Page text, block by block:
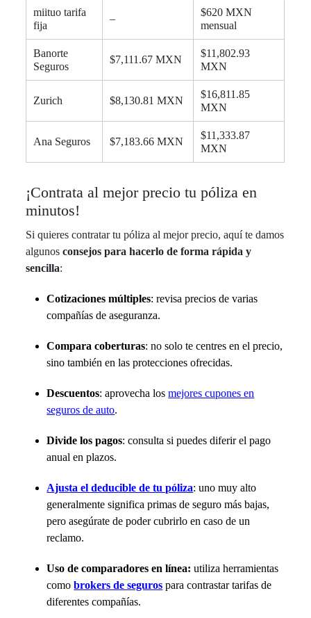
miituo tarifa
fija
–
$620 MXN
mensual
Banorte
Seguros
$7,111.67 MXN
$11,802.93
MXN
Zurich $8,130.81 MXN
$16,811.85
MXN
Ana Seguros $7,183.66 MXN
$11,333.87
MXN
¡Contrata al mejor precio tu póliza en
minutos!
Si quieres contratar tu póliza al mejor precio, aquí te damos
algunos consejos para hacerlo de forma rápida y
sencilla:
Cotizaciones múltiples: revisa precios de varias
compañías de aseguranza.
Compara coberturas: no solo te centres en el precio,
sino también en las protecciones ofrecidas.
Descuentos: aprovecha los mejores cupones en
seguros de auto.
Divide los pagos: consulta si puedes diferir el pago
anual en plazos.
Ajusta el deducible de tu póliza: uno muy alto
generalmente significa primas de seguro más bajas,
pero asegúrate de poder cubrirlo en caso de un
reclamo.
Uso de comparadores en línea:utiliza herramientas
como brokers de seguros para contrastar tarifas de
diferentes compañías.